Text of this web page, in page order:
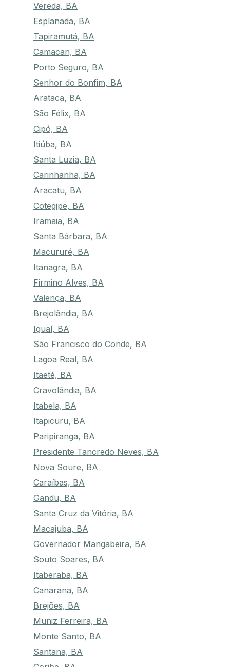
Vereda, BA
Esplanada, BA
Tapiramutá, BA
Camacan, BA
Porto Seguro, BA
Senhor do Bonfim, BA
Arataca, BA
São Félix, BA
Cipó, BA
Itiúba, BA
Santa Luzia, BA
Carinhanha, BA
Aracatu, BA
Cotegipe, BA
Iramaia, BA
Santa Bárbara, BA
Macururé, BA
Itanagra, BA
Firmino Alves, BA
Valença, BA
Brejolândia, BA
Iguaí, BA
São Francisco do Conde, BA
Lagoa Real, BA
Itaeté, BA
Cravolândia, BA
Itabela, BA
Itapicuru, BA
Paripiranga, BA
Presidente Tancredo Neves, BA
Nova Soure, BA
Caraíbas, BA
Gandu, BA
Santa Cruz da Vitória, BA
Macajuba, BA
Governador Mangabeira, BA
Souto Soares, BA
Itaberaba, BA
Canarana, BA
Brejões, BA
Muniz Ferreira, BA
Monte Santo, BA
Santana, BA